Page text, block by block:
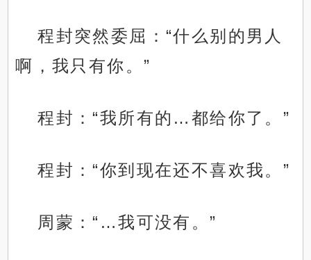
程封突然委屈：“什么别的男人
啊，我只有你。”
程封：“我所有的…都给你了。”
程封：“你到现在还不喜欢我。”
周蒙：“…我可没有。”